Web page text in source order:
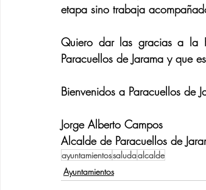
etapa sino trabaja
Quiero dar las gracias a la
Paracuellos de Jarama y que
Bienvenidos a Paracuellos de
Jorge Alberto Campos
Alcalde de Paracuellos de
ayuntamientossaludaalcalde
Ayuntamientos